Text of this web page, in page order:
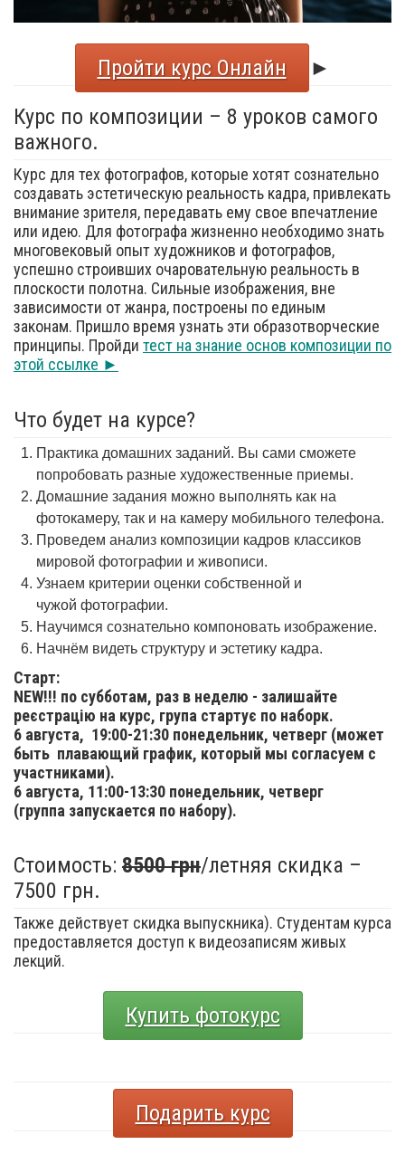
Пройти курс Онлайн
►
Курс по композиции – 8 уроков самого
важного.
Курс для тех фотографов, которые хотят сознательно
создавать эстетическую реальность кадра, привлекать
внимание зрителя, передавать ему свое впечатление
или идею. Для фотографа жизненно необходимо знать
многовековый опыт художников и фотографов,
успешно строивших очаровательную реальность в
плоскости полотна. Сильные изображения, вне
зависимости от жанра, построены по единым
законам. Пришло время узнать эти образотворческие
принципы. Пройди тест на знание основ композиции по
этой ссылке ►
Что будет на курсе?
Практика домашних заданий. Вы сами сможете
попробовать разные художественные приемы.
Домашние задания можно выполнять как на
фотокамеру, так и на камеру мобильного телефона.
Проведем анализ композиции кадров классиков
мировой фотографии и живописи.
Узнаем критерии оценки собственной и
чужой фотографии.
Научимся сознательно компоновать изображение.
Начнём видеть структуру и эстетику кадра.
Старт:
NEW!!! по субботам, раз в неделю - залишайте
реєстрацію на курс, група стартує по наборк.
6 августа, 19:00-21:30 понедельник, четверг (может
быть плавающий график, который мы согласуем с
участниками).
6 августа, 11:00-13:30 понедельник, четверг
(группа запускается по набору).
Стоимость: 8500 грн/летняя скидка –
7500 грн.
Также действует скидка выпускника). Студентам курса
предоставляется доступ к видеозаписям живых
лекций.
Купить фотокурс
Подарить курс